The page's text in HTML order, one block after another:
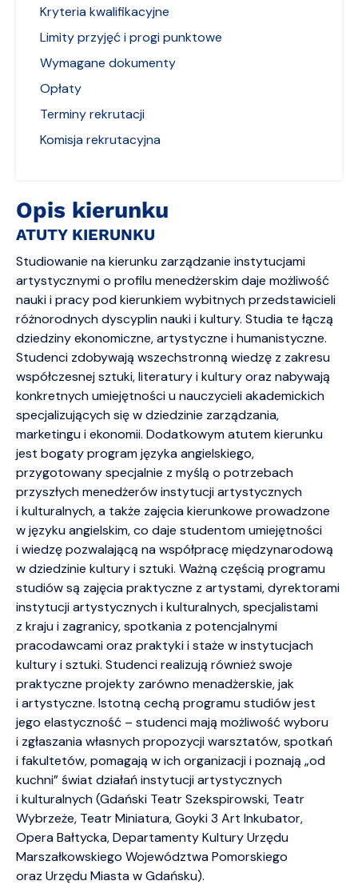
Opis kierunku
ATUTY KIERUNKU
Studiowanie na kierunku zarządzanie instytucjami
artystycznymi o profilu menedżerskim daje możliwość
nauki i pracy pod kierunkiem wybitnych przedstawicieli
różnorodnych dyscyplin nauki i kultury. Studia te łączą
dziedziny ekonomiczne, artystyczne i humanistyczne.
Studenci zdobywają wszechstronną wiedzę z zakresu
współczesnej sztuki, literatury i kultury oraz nabywają
konkretnych umiejętności u nauczycieli akademickich
specjalizujących się w dziedzinie zarządzania,
marketingu i ekonomii. Dodatkowym atutem kierunku
jest bogaty program języka angielskiego,
przygotowany specjalnie z myślą o potrzebach
przyszłych menedżerów instytucji artystycznych
i kulturalnych, a także zajęcia kierunkowe prowadzone
w języku angielskim, co daje studentom umiejętności
i wiedzę pozwalającą na współpracę międzynarodową
w dziedzinie kultury i sztuki. Ważną częścią programu
studiów są zajęcia praktyczne z artystami, dyrektorami
instytucji artystycznych i kulturalnych, specjalistami
z kraju i zagranicy, spotkania z potencjalnymi
pracodawcami oraz praktyki i staże w instytucjach
kultury i sztuki. Studenci realizują również swoje
praktyczne projekty zarówno menadżerskie, jak
i artystyczne. Istotną cechą programu studiów jest
jego elastyczność – studenci mają możliwość wyboru
i zgłaszania własnych propozycji warsztatów, spotkań
i fakultetów, pomagają w ich organizacji i poznają „od
kuchni” świat działań instytucji artystycznych
i kulturalnych (Gdański Teatr Szekspirowski, Teatr
Wybrzeże, Teatr Miniatura, Goyki 3 Art Inkubator,
Opera Bałtycka, Departamenty Kultury Urzędu
Marszałkowskiego Województwa Pomorskiego
oraz Urzędu Miasta w Gdańsku).
Kryteria kwalifikacyjne
Limity przyjęć i progi punktowe
Wymagane dokumenty
Opłaty
Terminy rekrutacji
Komisja rekrutacyjna